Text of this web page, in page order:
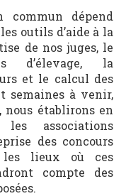
dépend
outils d’aide à la
de nos juges, le
d’élevage, la
et le calcul des
semaines à venir,
établirons en
associations
des concours
les lieux où ces
compte des